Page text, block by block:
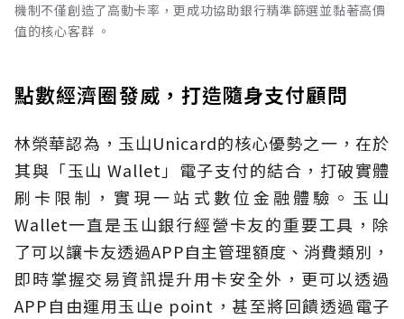
機制不僅創造了高動卡率，更成功協助銀行精準篩選並黏著高價
值的核心客群 。
點數經濟圈發威，打造隨身支付顧問
林榮華認為，玉山Unicard的核心優勢之一，在於
其與「玉山 Wallet」電子支付的結合，打破實體
刷卡限制，實現一站式數位金融體驗。玉山
Wallet一直是玉山銀行經營卡友的重要工具，除
了可以讓卡友透過APP自主管理額度、消費類別，
即時掌握交易資訊提升用卡安全外，更可以透過
APP自由運用玉山e point，甚至將回饋透過電子